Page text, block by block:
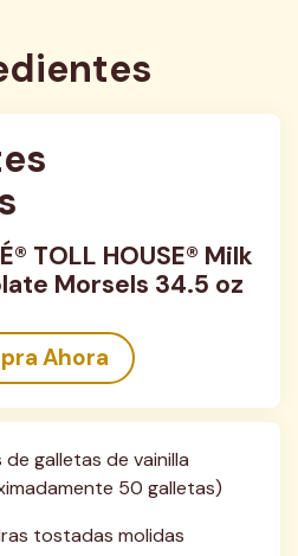
TOLL HOUSE® Milk
Morsels 34.5 oz
Ahora
galletas de vainilla
50 galletas)
tostadas molidas